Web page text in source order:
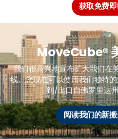
获取免费
MoveCube®
我们很高兴地宣布扩大我们在
线。您现在可以使用我们独特
到/出口自佛罗里达
阅读我们的新